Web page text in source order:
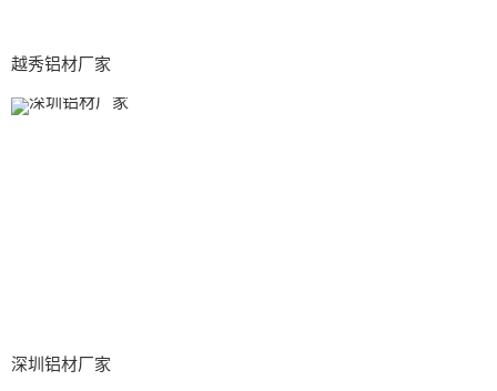
越秀铝材厂家
深圳铝材厂家